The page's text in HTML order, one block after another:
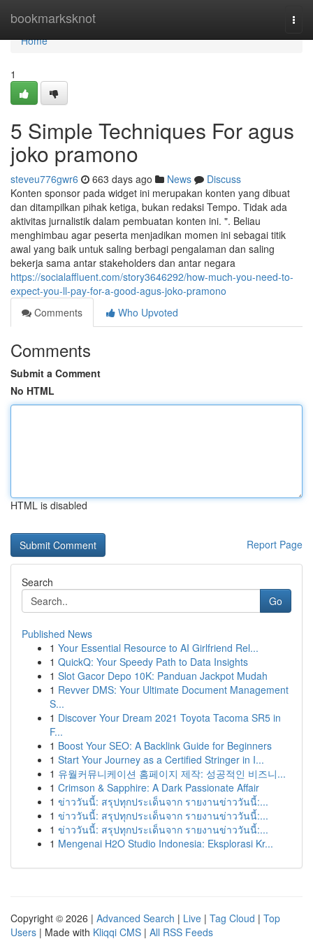
bookmarksknot
Home
Home
1
5 Simple Techniques For agus
joko pramono
steveu776gwr6 663 days ago News
Discuss
Konten sponsor pada widget ini merupakan konten yang dibuat
dan ditampilkan pihak ketiga, bukan redaksi Tempo. Tidak ada
aktivitas jurnalistik dalam pembuatan konten ini. ". Beliau
menghimbau agar peserta menjadikan momen ini sebagai titik
awal yang baik untuk saling berbagi pengalaman dan saling
bekerja sama antar stakeholders dan antar negara
https://socialaffluent.com/story3646292/how-much-you-need-to-
expect-you-ll-pay-for-a-good-agus-joko-pramono
Comments
Who Upvoted
Comments
Submit a Comment
No HTML
HTML is disabled
Report Page
Search
Go
Published News
1 Your Essential Resource to AI Girlfriend Rel...
1 QuickQ: Your Speedy Path to Data Insights
1 Slot Gacor Depo 10K: Panduan Jackpot Mudah
1 Revver DMS: Your Ultimate Document Management
S...
1 Discover Your Dream 2021 Toyota Tacoma SR5 in
F...
1 Boost Your SEO: A Backlink Guide for Beginners
1 Start Your Journey as a Certified Stringer in I...
1 유월커뮤니케이션 홈페이지 제작: 성공적인 비즈니...
1 Crimson & Sapphire: A Dark Passionate Affair
1 ข่าววันนี้: สรุปทุกประเด็นจาก รายงานข่าววันนี้:...
1 ข่าววันนี้: สรุปทุกประเด็นจาก รายงานข่าววันนี้:...
1 ข่าววันนี้: สรุปทุกประเด็นจาก รายงานข่าววันนี้:...
1 Mengenai H2O Studio Indonesia: Eksplorasi Kr...
Copyright © 2026 | Advanced Search | Live | Tag Cloud | Top
Users | Made with Kliqqi CMS | All RSS Feeds